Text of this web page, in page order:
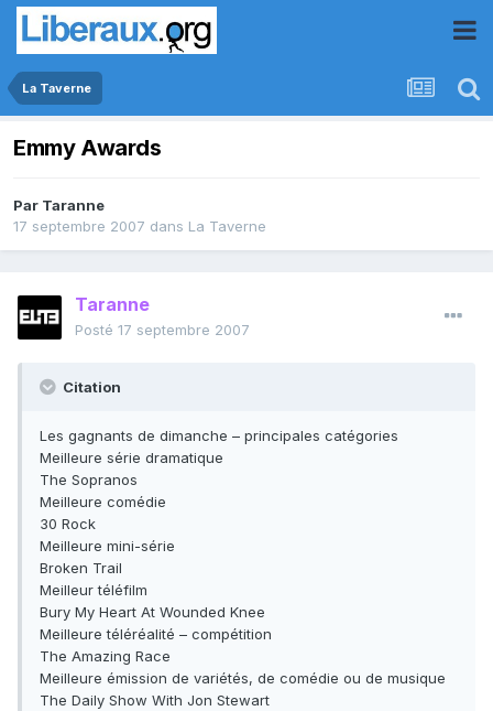
La Taverne
Emmy Awards
Par Taranne
17 septembre 2007 dans La Taverne
Taranne
Posté 17 septembre 2007
Citation
Les gagnants de dimanche – principales catégories
Meilleure série dramatique
The Sopranos
Meilleure comédie
30 Rock
Meilleure mini-série
Broken Trail
Meilleur téléfilm
Bury My Heart At Wounded Knee
Meilleure téléréalité – compétition
The Amazing Race
Meilleure émission de variétés, de comédie ou de musique
The Daily Show With Jon Stewart